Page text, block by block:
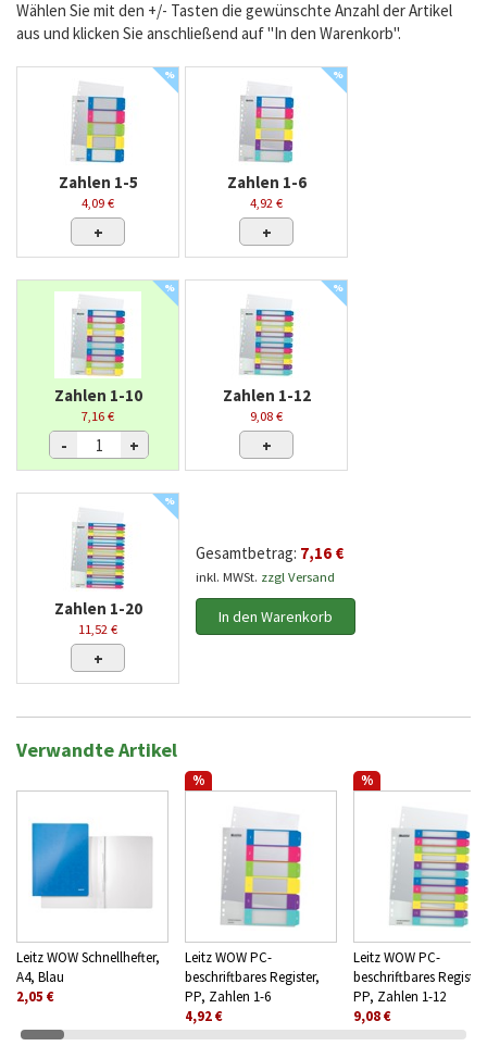
Wählen Sie mit den +/- Tasten die gewünschte Anzahl der Artikel
aus und klicken Sie anschließend auf "In den Warenkorb".
%
Zahlen 1-5
4,09 €
+
%
Zahlen 1-6
4,92 €
+
%
Zahlen 1-10
7,16 €
- +
%
Zahlen 1-12
9,08 €
+
%
Zahlen 1-20
11,52 €
+
Gesamtbetrag: 7,16 €
inkl. MWSt. zzgl Versand
In den Warenkorb
Verwandte Artikel
Leitz WOW Schnellhefter,
A4, Blau
2,05 €
%
Leitz WOW PC-
beschriftbares Register,
PP, Zahlen 1-6
4,92 €
%
Leitz WOW PC-
beschriftbares Register,
PP, Zahlen 1-12
9,08 €